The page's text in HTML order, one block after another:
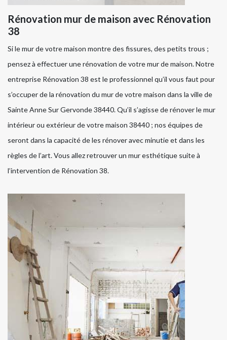
Rénovation mur de maison avec Rénovation
38
Si le mur de votre maison montre des fissures, des petits trous ;
pensez à effectuer une rénovation de votre mur de maison. Notre
entreprise Rénovation 38 est le professionnel qu’il vous faut pour
s’occuper de la rénovation du mur de votre maison dans la ville de
Sainte Anne Sur Gervonde 38440. Qu’il s’agisse de rénover le mur
intérieur ou extérieur de votre maison 38440 ; nos équipes de
seront dans la capacité de les rénover avec minutie et dans les
règles de l’art. Vous allez retrouver un mur esthétique suite à
l’intervention de Rénovation 38.